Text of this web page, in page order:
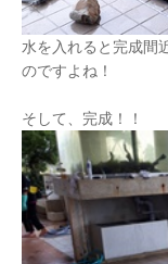
水を入れると完成間
のですよね！
そして、完成！！